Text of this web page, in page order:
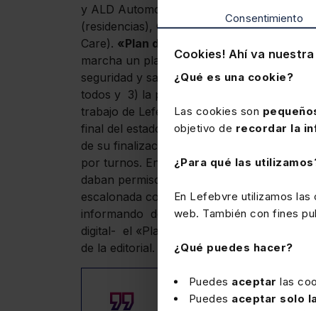
Consentimiento
Cookies! Ahí va
¿Qué es una cookie?
Las cookies son
objetivo de recordar la
¿Para qué las
En Lefebvre utilizamos las
web. También con fines
¿Qué puedes hacer?
Puedes aceptar las
Puedes aceptar solo
y ALD Automotive, segundo y tercero
(residencias), Grupo Quirón Salud, Leroy
Care). «Plan de acción» de Lefebvre
marcha un plan de acción estructurado
seguridad y salud de todos los empleados,
todos y 3) la prevención de la infección y
trabajo de Lefebvre en España. Además,
final del estado de alarma decretado por el
de su finalización, los empleados de
por turnos. En el mes de septiembre, la
daban permisos especiales para los
escalonada como con las pautas durante
informando de la evolución del negocio
digital- el «Plan de acción» de la editorial
de la editorial.